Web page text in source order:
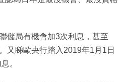
儲局有機會加3次利息，甚至
又睇歐央行踏入2019年1月1日
。